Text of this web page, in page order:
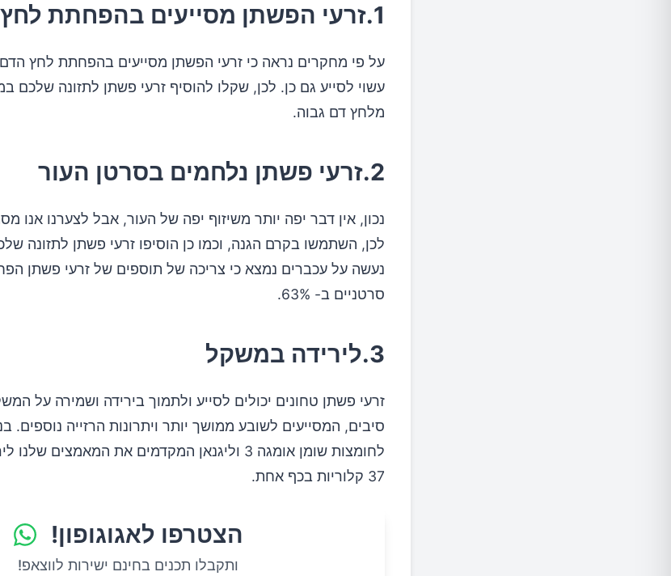
1.זרעי הפשתן מסייעים בהפחתת לחץ הדם
על פי מחקרים נראה כי זרעי הפשתן מסייעים בהפחתת לחץ
עשוי לסייע גם כן. לכן, שקלו להוסיף זרעי פשתן לתזונה שלכם
מלחץ דם גבוה.
2.זרעי פשתן נלחמים בסרטן העור
נכון, אין דבר יפה יותר משיזוף יפה של העור, אבל לצערנו אנו
לכן, השתמשו בקרם הגנה, וכמו כן הוסיפו זרעי פשתן לתזונה
נעשה על עכברים נמצא כי צריכה של תוספים של זרעי פשתן
סרטניים ב- 63%.
3.לירידה במשקל
זרעי פשתן טחונים יכולים לסייע ולתמוך בירידה ושמירה על
סיבים, המסייעים לשובע ממושך יותר ויתרונות הרזייה נוספים.
לחומצות שומן אומגה 3 וליגנאן המקדמים את
37 קלוריות בכף אחת.
הצטרפו לאגוגופון!
ותקבלו תכנים בחינם ישירות לווצאפ!